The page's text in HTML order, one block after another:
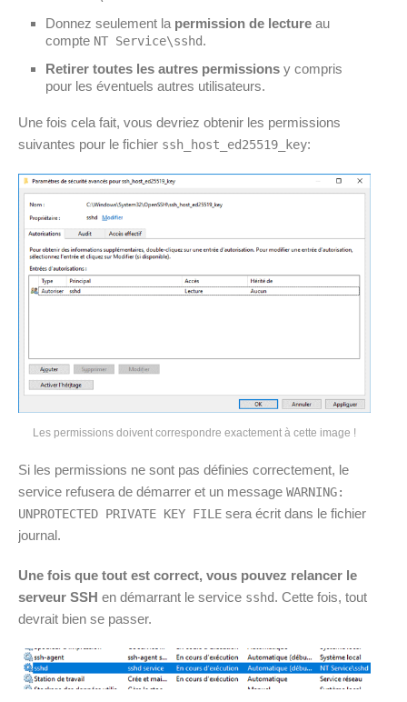
Donnez seulement la permission de lecture au
compte NT Service\sshd.
Retirer toutes les autres permissions y compris
pour les éventuels autres utilisateurs.
Une fois cela fait, vous devriez obtenir les permissions
suivantes pour le fichier ssh_host_ed25519_key:
Les permissions doivent correspondre exactement à cette image !
Si les permissions ne sont pas définies correctement, le
service refusera de démarrer et un message WARNING:
UNPROTECTED PRIVATE KEY FILE sera écrit dans le fichier
journal.
Une fois que tout est correct, vous pouvez relancer le
serveur SSH en démarrant le service sshd. Cette fois, tout
devrait bien se passer.